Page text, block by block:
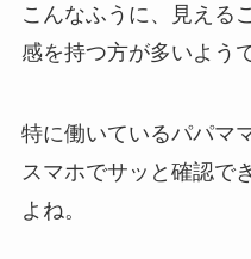
こんなふうに、見える
感を持つ方が多いよう
特に働いているパパマ
スマホでサッと確認で
よね。